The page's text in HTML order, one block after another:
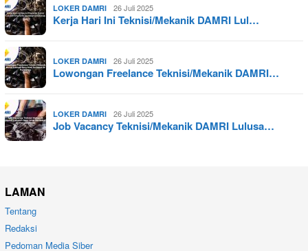
LOKER DAMRI 26 Juli 2025
Kerja Hari Ini Teknisi/Mekanik DAMRI Lul…
LOKER DAMRI 26 Juli 2025
Lowongan Freelance Teknisi/Mekanik DAMRI…
LOKER DAMRI 26 Juli 2025
Job Vacancy Teknisi/Mekanik DAMRI Lulusa…
LAMAN
Tentang
Redaksi
Pedoman Media Siber